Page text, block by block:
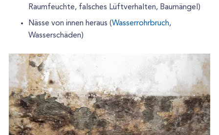
Raumfeuchte, falsches Lüftverhalten, Baumängel)
Nässe von innen heraus (Wasserrohrbruch,
Wasserschäden)